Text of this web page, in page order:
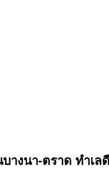
างนา-ตราด ทำเ